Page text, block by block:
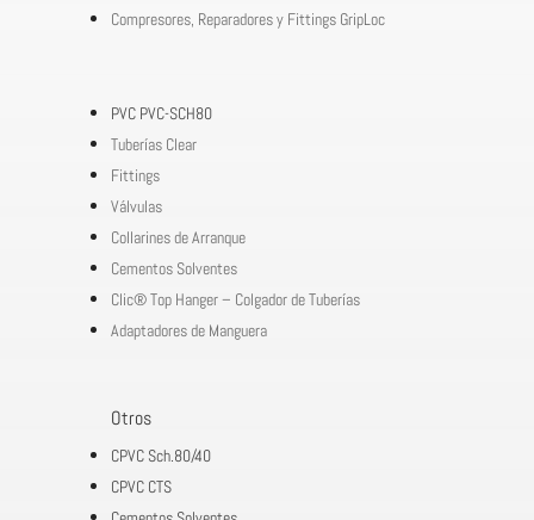
Compresores, Reparadores y Fittings GripLoc
PVC PVC-SCH80
Tuberías Clear
Fittings
Válvulas
Collarines de Arranque
Cementos Solventes
Clic® Top Hanger – Colgador de Tuberías
Adaptadores de Manguera
Otros
CPVC Sch.80/40
CPVC CTS